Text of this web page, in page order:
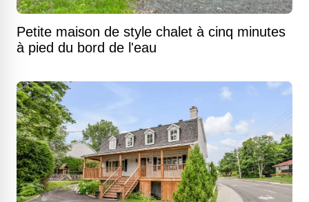
Petite maison de style chalet à cinq minutes
à pied du bord de l'eau